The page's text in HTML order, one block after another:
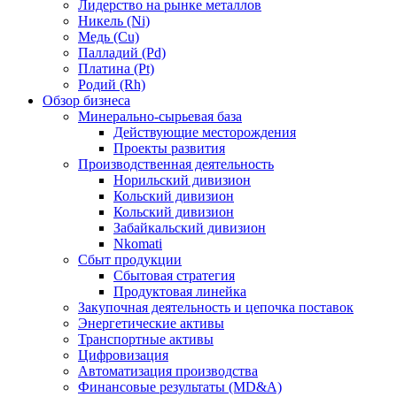
Лидерство на рынке металлов
Никель (Ni)
Медь (Cu)
Палладий (Pd)
Платина (Pt)
Родий (Rh)
Обзор бизнеса
Минерально-сырьевая база
Действующие месторождения
Проекты развития
Производственная деятельность
Норильский дивизион
Кольский дивизион
Кольский дивизион
Забайкальский дивизион
Nkomati
Сбыт продукции
Сбытовая стратегия
Продуктовая линейка
Закупочная деятельность и цепочка поставок
Энергетические активы
Транспортные активы
Цифровизация
Автоматизация производства
Финансовые результаты (MD&A)